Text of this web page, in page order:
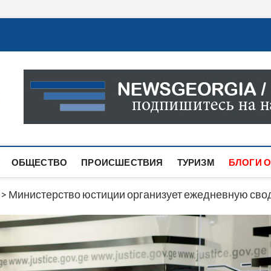
Новости Грузии
САМАЯ АКТУАЛЬНАЯ ИНФОРМАЦИЯ О СОБЫТИЯХ
САЙТЕ ВЫ НАЙДЕТЕ НОВОСТИ ПОЛИТИКИ,
ОБЩЕСТВО ПРОИСШЕСТВИЯ ТУРИЗМ БЛОГИ
> Министерство юстиции организует ежедневную